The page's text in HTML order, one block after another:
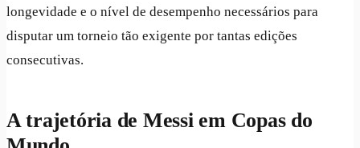
longevidade e o nível de desempenho necessários para
disputar um torneio tão exigente por tantas edições
consecutivas.
A trajetória de Messi em Copas do